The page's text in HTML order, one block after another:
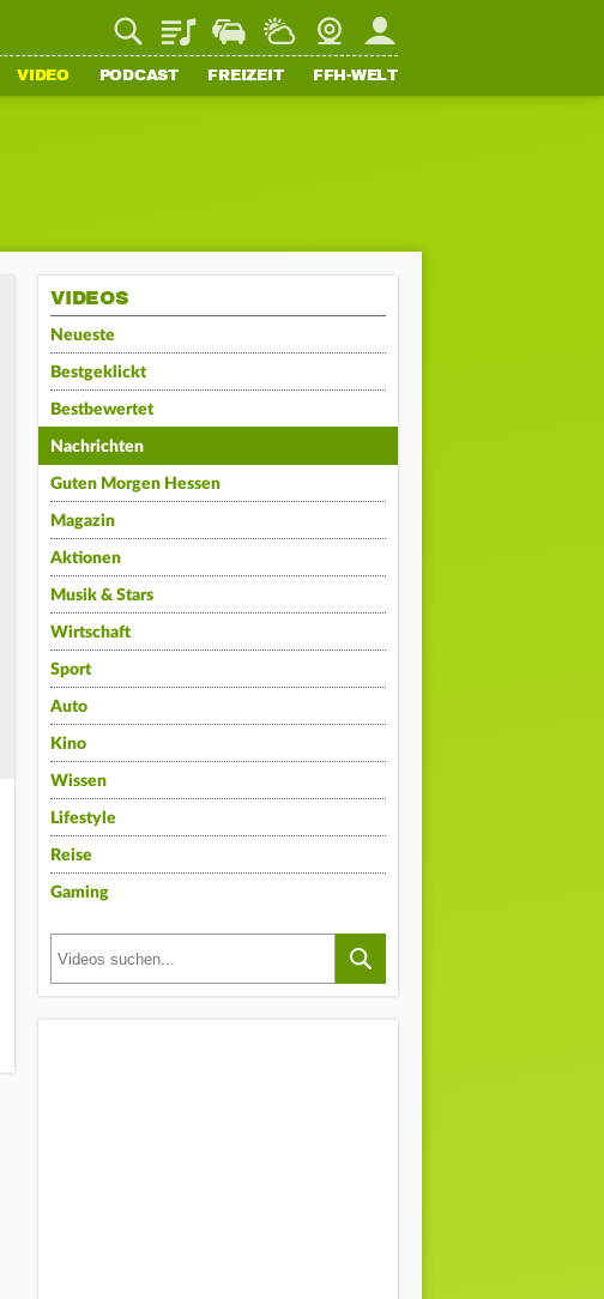
PlaylistStaupilotWetterWebcamMein FFH
VIDEO PODCAST FREIZEIT FFH-WELT
VIDEOS
Neueste
Bestgeklickt
Bestbewertet
Nachrichten
Guten Morgen Hessen
Magazin
Aktionen
Musik & Stars
Wirtschaft
Sport
Auto
Kino
Wissen
Lifestyle
Reise
Gaming